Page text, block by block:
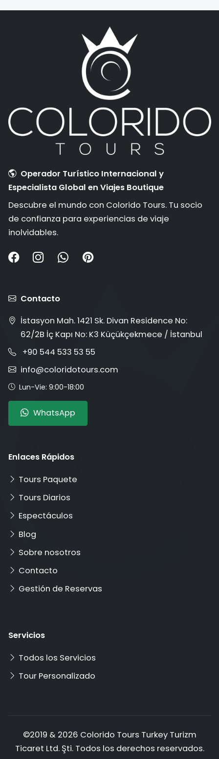
Operador Turístico Internacional y
Especialista Global en Viajes Boutique
Descubre el mundo con Colorido Tours. Tu socio
de confianza para experiencias de viaje
inolvidables.
Contacto
İstasyon Mah. 1421 Sk. Divan Residence No:
62/2B İç Kapı No: K3 Küçükçekmece / İstanbul
+90 544 533 53 55
info@coloridotours.com
Lun-Vie: 9:00-18:00
WhatsApp
Enlaces Rápidos
Tours Paquete
Tours Diarios
Espectáculos
Blog
Sobre nosotros
Contacto
Gestión de Reservas
Servicios
Todos los Servicios
Tour Personalizado
©2019 & 2026 Colorido Tours Turkey Turizm
Ticaret Ltd. Şti. Todos los derechos reservados.